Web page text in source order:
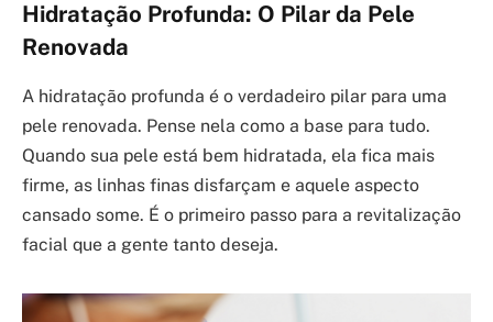
Hidratação Profunda: O Pilar da Pele
Renovada
A hidratação profunda é o verdadeiro pilar para uma
pele renovada. Pense nela como a base para tudo.
Quando sua pele está bem hidratada, ela fica mais
firme, as linhas finas disfarçam e aquele aspecto
cansado some. É o primeiro passo para a revitalização
facial que a gente tanto deseja.